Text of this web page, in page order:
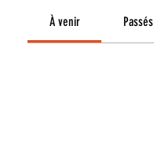
À venir Passés